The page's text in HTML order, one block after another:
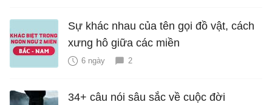
Sự khác nhau của tên gọi đồ vật, cách
xưng hô giữa các miền
6 ngày 2
34+ câu nói sâu sắc về cuộc đời